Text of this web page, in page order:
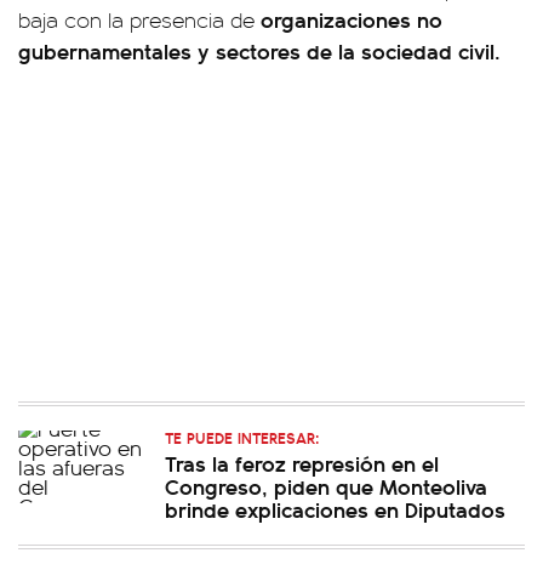
baja con la presencia de organizaciones no
gubernamentales y sectores de la sociedad civil.
TE PUEDE INTERESAR:
Tras la feroz represión en el
Congreso, piden que Monteoliva
brinde explicaciones en Diputados